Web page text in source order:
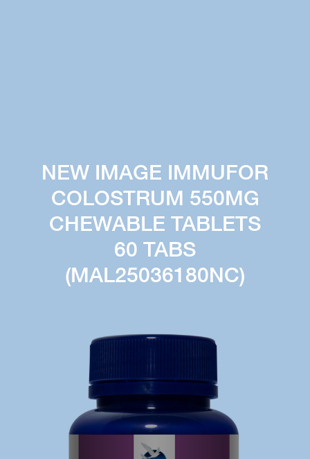
NEW IMAGE IMMUFOR
COLOSTRUM 550MG
CHEWABLE TABLETS
60 TABS
(MAL25036180NC)
Immunity
High content of
immunoglobulins
enhances
Digestion
nutrients
more